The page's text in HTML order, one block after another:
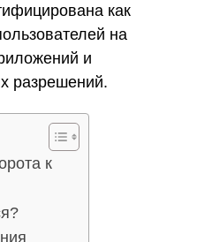
как
на
и
разрешений.
к